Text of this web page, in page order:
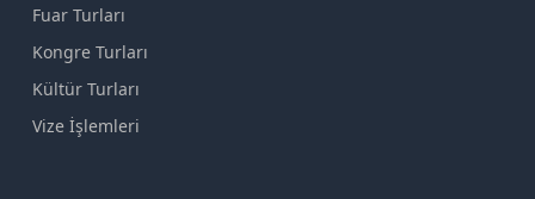
Fuar Turları
Kongre Turları
Kültür Turları
Vize İşlemleri